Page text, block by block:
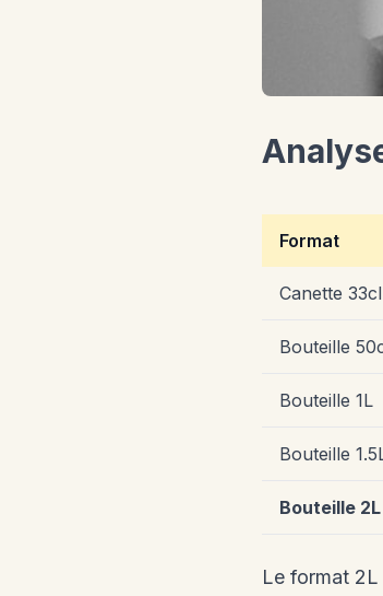
Format
Canette 33cl
Bouteille
Bouteille 1L
Bouteille
Bouteille 2L
Le format